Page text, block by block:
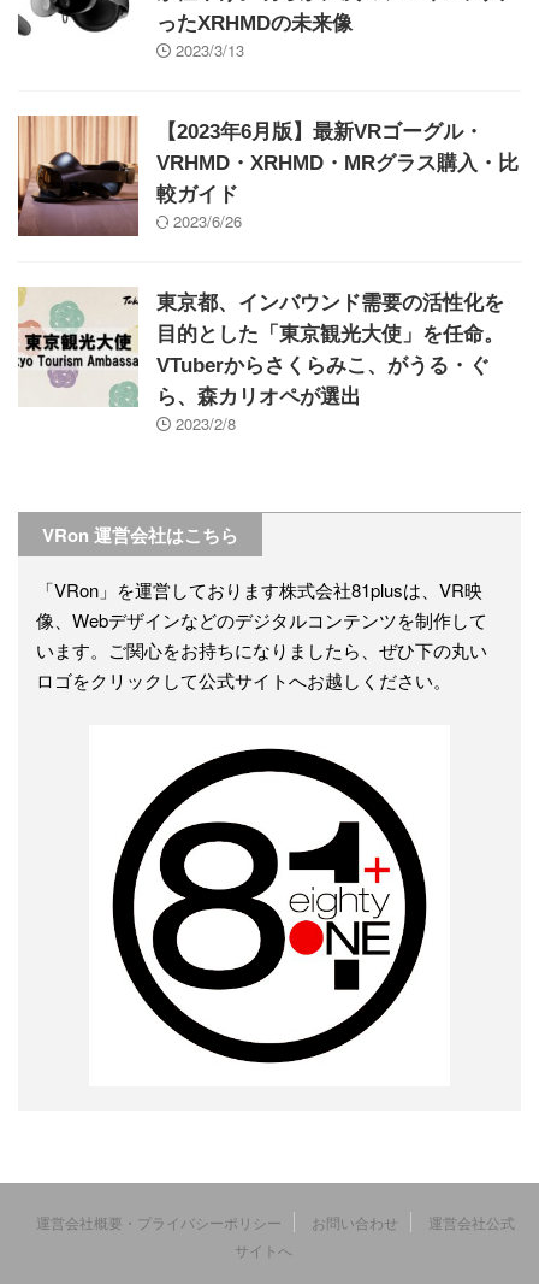
ったXRHMDの未来像
2023/3/13
【2023年6月版】最新VRゴーグル・
VRHMD・XRHMD・MRグラス購入・比
較ガイド
2023/6/26
東京都、インバウンド需要の活性化を
目的とした「東京観光大使」を任命。
VTuberからさくらみこ、がうる・ぐ
ら、森カリオペが選出
2023/2/8
VRon 運営会社はこちら
「VRon」を運営しております株式会社81plusは、VR映
像、Webデザインなどのデジタルコンテンツを制作して
います。ご関心をお持ちになりましたら、ぜひ下の丸い
ロゴをクリックして公式サイトへお越しください。
運営会社概要・プライバシーポリシー お問い合わせ
運営会社公式
サイトへ